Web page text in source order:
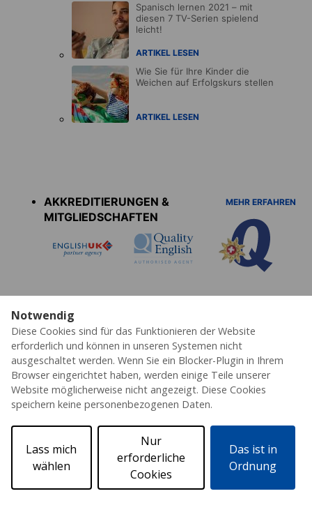
Notwendig
Diese Cookies sind für das Funktionieren der Website
erforderlich und können in unseren Systemen nicht
ausgeschaltet werden. Wenn Sie ein Blocker-Plugin in Ihrem
Browser eingerichtet haben, werden einige Teile unserer
Website möglicherweise nicht angezeigt. Diese Cookies
speichern keine personenbezogenen Daten.
Das ist in
Ordnung
Nur
erforderliche
Cookies
Lass mich
wählen
Spanisch lernen 2021 – mit
diesen 7 TV-Serien spielend
leicht!
ARTIKEL LESEN
Wie Sie für Ihre Kinder die
Weichen auf Erfolgskurs stellen
ARTIKEL LESEN
AKKREDITIERUNGEN &
MITGLIEDSCHAFTEN
MEHR ERFAHREN
Datenschutz Cookies AGB's Impressum
Partner
Erklärung zur Barrierefreiheit
© 2026 ESL – Alle Rechte vorbehalten